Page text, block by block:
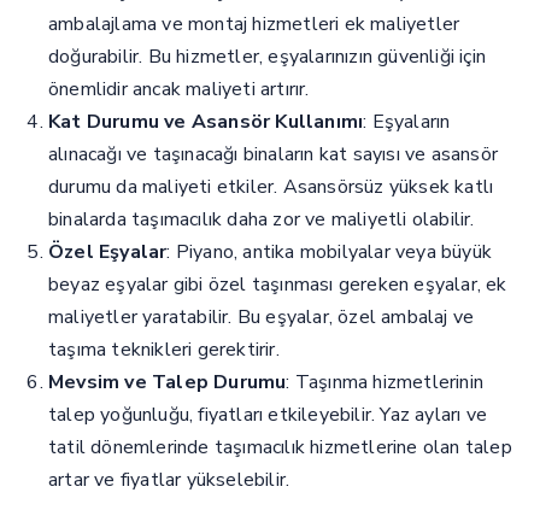
ambalajlama ve montaj hizmetleri ek maliyetler
doğurabilir. Bu hizmetler, eşyalarınızın güvenliği için
önemlidir ancak maliyeti artırır.
Kat Durumu ve Asansör Kullanımı: Eşyaların
alınacağı ve taşınacağı binaların kat sayısı ve asansör
durumu da maliyeti etkiler. Asansörsüz yüksek katlı
binalarda taşımacılık daha zor ve maliyetli olabilir.
Özel Eşyalar: Piyano, antika mobilyalar veya büyük
beyaz eşyalar gibi özel taşınması gereken eşyalar, ek
maliyetler yaratabilir. Bu eşyalar, özel ambalaj ve
taşıma teknikleri gerektirir.
Mevsim ve Talep Durumu: Taşınma hizmetlerinin
talep yoğunluğu, fiyatları etkileyebilir. Yaz ayları ve
tatil dönemlerinde taşımacılık hizmetlerine olan talep
artar ve fiyatlar yükselebilir.